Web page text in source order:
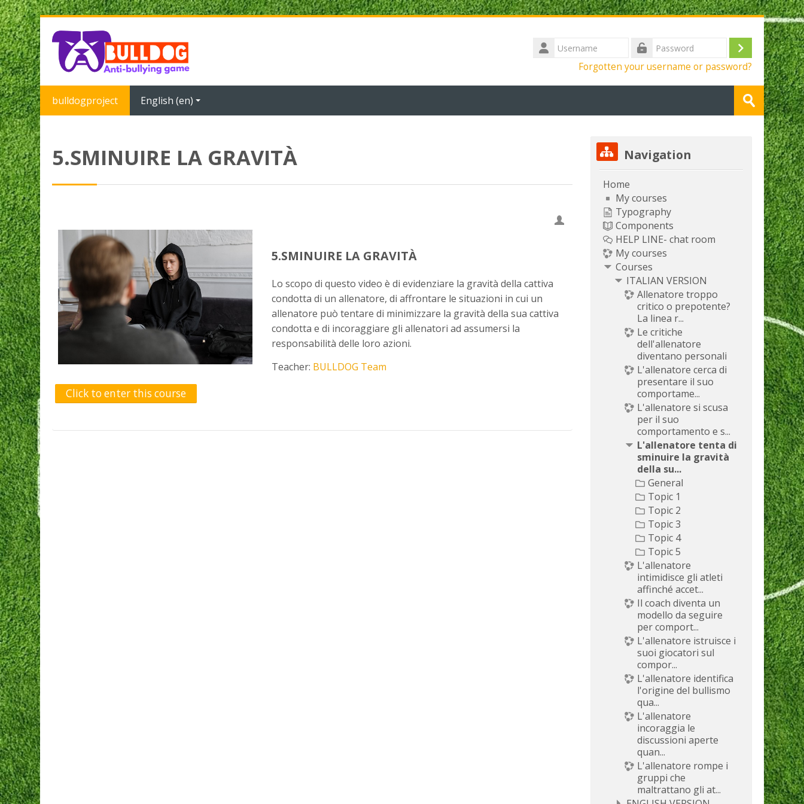
Skip to main content
Username
Log
Forgotten your username or password?
bulldogproject English ‎(en)‎ Submit
5.SMINUIRE LA GRAVITÀ
5.SMINUIRE LA GRAVITÀ
Lo scopo di questo video è di evidenziare la gravità della cattiva
condotta di un allenatore, di affrontare le situazioni in cui un
allenatore può tentare di minimizzare la gravità della sua cattiva
condotta e di incoraggiare gli allenatori ad assumersi la
responsabilità delle loro azioni.
Teacher: BULLDOG Team
Click to enter this course
Skip Navigation
Navigation
Home
My courses
Typography
Components
HELP LINE- chat room
My courses
Courses
ITALIAN VERSION
Allenatore troppo
critico o prepotente?
La linea r...
Le critiche
dell'allenatore
diventano personali
L'allenatore cerca di
presentare il suo
comportame...
L'allenatore si scusa
per il suo
comportamento e s...
L'allenatore tenta di
sminuire la gravità
della su...
General
Topic 1
Topic 2
Topic 3
Topic 4
Topic 5
L'allenatore
intimidisce gli atleti
affinché accet...
Il coach diventa un
modello da seguire
per comport...
L'allenatore istruisce i
suoi giocatori sul
compor...
L'allenatore identifica
l'origine del bullismo
qua...
L'allenatore
incoraggia le
discussioni aperte
quan...
L'allenatore rompe i
gruppi che
maltrattano gli at...